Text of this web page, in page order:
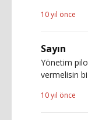
10 yıl önce
Sayın
Yönetim
vermelisin
10 yıl önce